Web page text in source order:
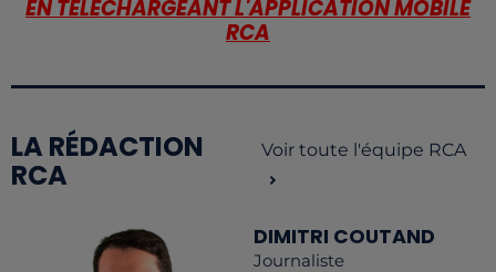
EN TÉLÉCHARGEANT L'APPLICATION MOBILE
RCA
LA RÉDACTION
RCA
Voir toute l'équipe RCA
DIMITRI COUTAND
Journaliste